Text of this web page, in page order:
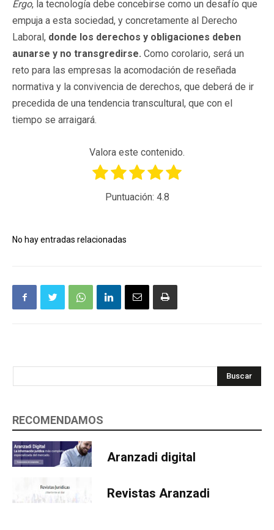
Ergo, la tecnología debe concebirse como un desafío que
empuja a esta sociedad, y concretamente al Derecho
Laboral, donde los derechos y obligaciones deben
aunarse y no transgredirse. Como corolario, será un
reto para las empresas la acomodación de reseñada
normativa y la convivencia de derechos, que deberá de ir
precedida de una tendencia transcultural, que con el
tiempo se arraigará.
Valora este contenido.
Puntuación: 4.8
No hay entradas relacionadas
Buscar
RECOMENDAMOS
Aranzadi digital
Revistas Aranzadi